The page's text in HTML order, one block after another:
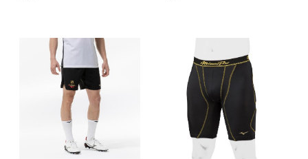
インナー
寝具／ミズノスリープ